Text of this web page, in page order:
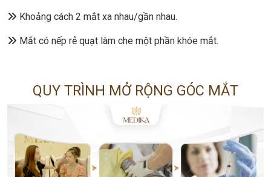
Khoảng cách 2 mắt xa nhau/gần nhau.
Mắt có nếp rẻ quạt làm che một phần khóe mắt.
QUY TRÌNH MỞ RỘNG GÓC MẮT